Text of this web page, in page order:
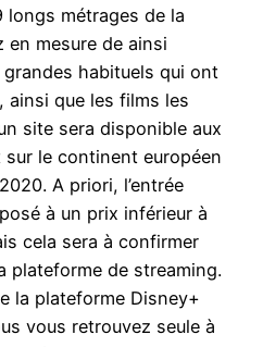
longs métrages de la
en mesure de ainsi
habituels qui ont
ainsi que les films les
site sera disponible aux
le continent européen
A priori, l’entrée
à un prix inférieur à
cela sera à confirmer
plateforme de streaming.
la plateforme Disney+
vous retrouvez seule à